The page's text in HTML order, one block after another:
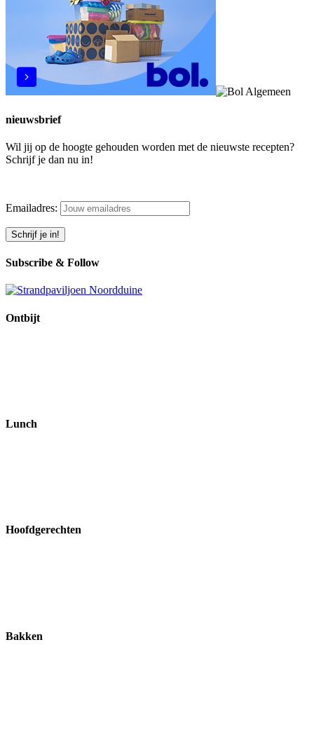
nieuwsbrief
Wil jij op de hoogte gehouden worden met de nieuwste recepten?
Schrijf je dan nu in!
Emailadres:
Subscribe & Follow
Ontbijt
Lunch
Hoofdgerechten
Bakken